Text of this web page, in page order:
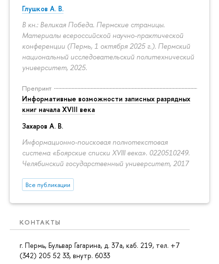
Глушков А. В.
В кн.: Великая Победа. Пермские страницы.
Материалы всероссийской научно-практической
конференции (Пермь, 1 октября 2025 г.). Пермский
национальный исследовательский политехнический
университет, 2025.
Препринт
Информативные возможности записных разрядных
книг начала XVIII века
Захаров А. В.
Информационно-поисковая полнотекстовая
система «Боярские списки XVIII века». 0220510249.
Челябинский государственный университет, 2017
Все публикации
КОНТАКТЫ
г. Пермь, Бульвар Гагарина, д. 37а, каб. 219, тел. +7
(342) 205 52 33, внутр. 6033